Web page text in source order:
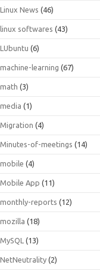
Linux News (46)
linux softwares (43)
LUbuntu (6)
machine-learning (67)
math (3)
media (1)
Migration (4)
Minutes-of-meetings (14)
mobile (4)
Mobile App (11)
monthly-reports (12)
mozilla (18)
MySQL (13)
NetNeutrality (2)